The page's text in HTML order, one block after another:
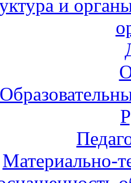
и
Материально-